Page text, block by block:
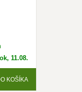
11.08.
KOŠÍKA